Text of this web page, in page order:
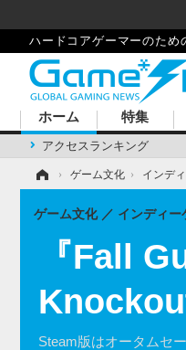
ハードコアゲーマーのため
ホーム
アクセスランキング
特集
› ゲーム文化 › インデ
『Fall
Steam版はオータムセ
ゲーム文化 インディー